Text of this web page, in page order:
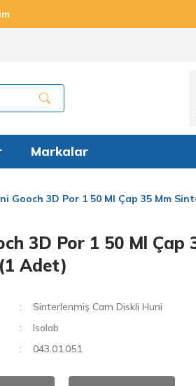
Markalar
Gooch 3D Por 1 50 Ml Çap 35 Mm
3D Por 1 50 Ml Çap
Adet)
Sinterlenmiş Cam Diskli Huni
Isolab
043.01.051